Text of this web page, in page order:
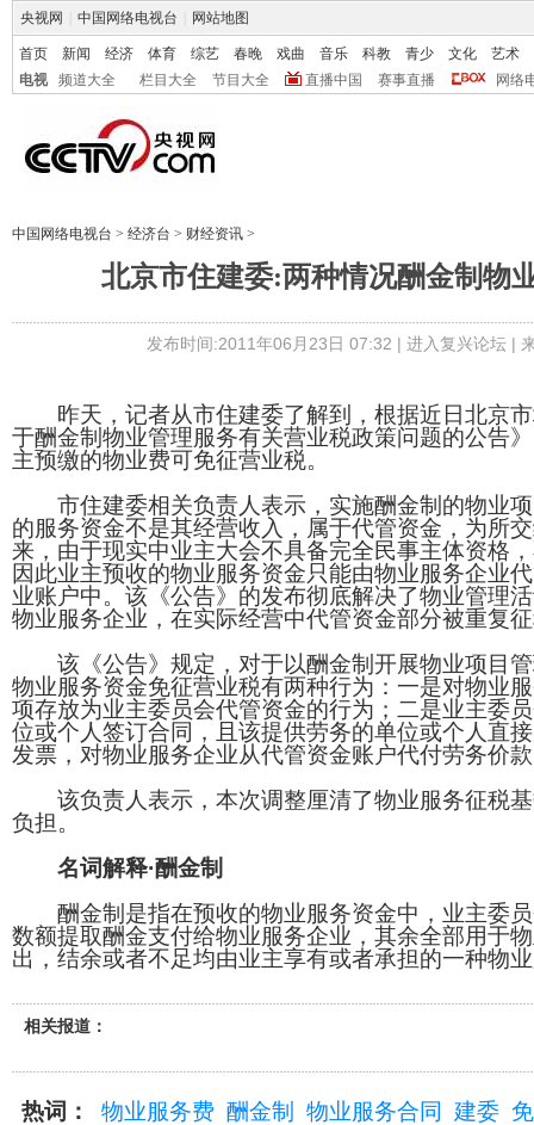
央视网 中国网络电视台 网站地图
首页 新闻 经济 体育 综艺 春晚 戏曲 音乐 科教 青少 文化
艺术
电视
频道大全 栏目大全 节目大全 直播中国 赛事直播 网络
中国网络电视台 > 经济台 > 财经资讯 >
北京市住建委:两种情况酬金制物
发布时间:2011年06月23日 07:32 | 进入复兴论坛|
昨天，记者从市住建委了解到，根据近日北京市
于酬金制物业管理服务有关营业税政策问题的公告
主预缴的物业费可免征营业税。
市住建委相关负责人表示，实施酬金制的物业项
的服务资金不是其经营收入，属于代管资金，为所
来，由于现实中业主大会不具备完全民事主体资格
因此业主预收的物业服务资金只能由物业服务企业
业账户中。该《公告》的发布彻底解决了物业管理
物业服务企业，在实际经营中代管资金部分被重复
该《公告》规定，对于以酬金制开展物业项目管
物业服务资金免征营业税有两种行为：一是对物业
项存放为业主委员会代管资金的行为；二是业主委
位或个人签订合同，且该提供劳务的单位或个人直
发票，对物业服务企业从代管资金账户代付劳务价
该负责人表示，本次调整厘清了物业服务征税基
负担。
名词解释·酬金制
酬金制是指在预收的物业服务资金中，业主委员
数额提取酬金支付给物业服务企业，其余全部用于
出，结余或者不足均由业主享有或者承担的一种物
相关报道：
热词： 物业服务费 酬金制 物业服务合同 建委